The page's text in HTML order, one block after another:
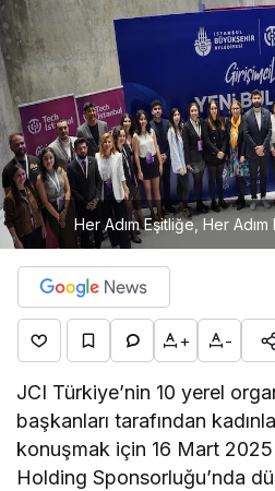
Her Adım Eşitliğe, Her
+ -
JCI Türkiye’nin 10 yerel
başkanları tarafından
konuşmak için 16 Mart
Holding Sponsorluğu’nda